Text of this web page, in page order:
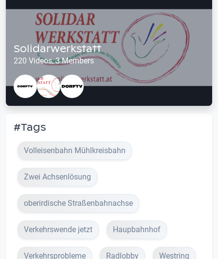
Solidarwerkstatt
220 Videos, 3 Members
#Tags
Volleisenbahn Mühlkreisbahn
Zwei Achsenlösung
oberirdische Straßenbahnachse
Verkehrswende jetzt Haupbahnhof
Verkehrsprobleme Radlobby Westring